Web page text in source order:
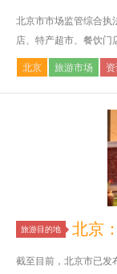
北京市市场监管综合执
店、特产超市、餐饮门
北京 旅游市场
旅游目的地 北京
截至目前，北京市已发